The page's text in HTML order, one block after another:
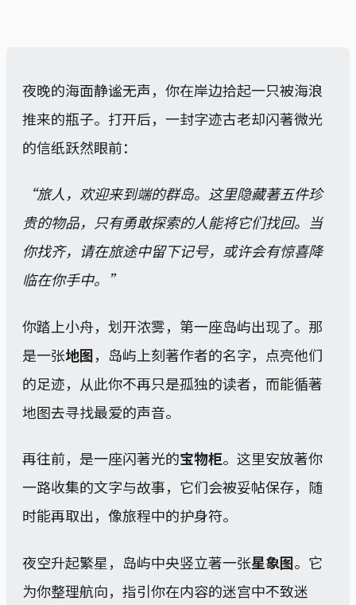
夜晚的海面静谧无声，你在岸边拾起一只被海浪
推来的瓶子。打开后，一封字迹古老却闪著微光
的信纸跃然眼前：
“旅人，欢迎来到端的群岛。这里隐藏著五件珍
贵的物品，只有勇敢探索的人能将它们找回。当
你找齐，请在旅途中留下记号，或许会有惊喜降
临在你手中。”
你踏上小舟，划开浓雾，第一座岛屿出现了。那
是一张地图，岛屿上刻著作者的名字，点亮他们
的足迹，从此你不再只是孤独的读者，而能循著
地图去寻找最爱的声音。
再往前，是一座闪著光的宝物柜。这里安放著你
一路收集的文字与故事，它们会被妥帖保存，随
时能再取出，像旅程中的护身符。
夜空升起繁星，岛屿中央竖立著一张星象图。它
为你整理航向，指引你在内容的迷宫中不致迷